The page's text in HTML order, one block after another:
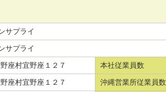
サプライ
サプライ
座村宜野座１２７ 本社従業員数
座村宜野座１２７ 沖縄営業所従業員数